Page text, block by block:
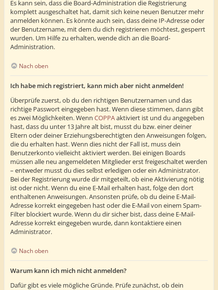
Es kann sein, dass die Board-Administration die Registrierung
komplett ausgeschaltet hat, damit sich keine neuen Benutzer mehr
anmelden können. Es könnte auch sein, dass deine IP-Adresse oder
der Benutzername, mit dem du dich registrieren möchtest, gesperrt
wurden. Um Hilfe zu erhalten, wende dich an die Board-
Administration.
Nach oben
Ich habe mich registriert, kann mich aber nicht anmelden!
Überprüfe zuerst, ob du den richtigen Benutzernamen und das
richtige Passwort eingegeben hast. Wenn diese stimmen, dann gibt
es zwei Möglichkeiten. Wenn COPPAaktiviert ist und du angegeben
hast, dass du unter 13 Jahre alt bist, musst du bzw. einer deiner
Eltern oder deiner Erziehungsberechtigten den Anweisungen folgen,
die du erhalten hast. Wenn dies nicht der Fall ist, muss dein
Benutzerkonto vielleicht aktiviert werden. Bei einigen Boards
müssen alle neu angemeldeten Mitglieder erst freigeschaltet werden
– entweder musst du dies selbst erledigen oder ein Administrator.
Bei der Registrierung wurde dir mitgeteilt, ob eine Aktivierung nötig
ist oder nicht. Wenn du eine E-Mail erhalten hast, folge den dort
enthaltenen Anweisungen. Ansonsten prüfe, ob du deine E-Mail-
Adresse korrekt eingegeben hast oder die E-Mail von einem Spam-
Filter blockiert wurde. Wenn du dir sicher bist, dass deine E-Mail-
Adresse korrekt eingegeben wurde, dann kontaktiere einen
Administrator.
Nach oben
Warum kann ich mich nicht anmelden?
Dafür gibt es viele mögliche Gründe. Prüfe zunächst, ob dein